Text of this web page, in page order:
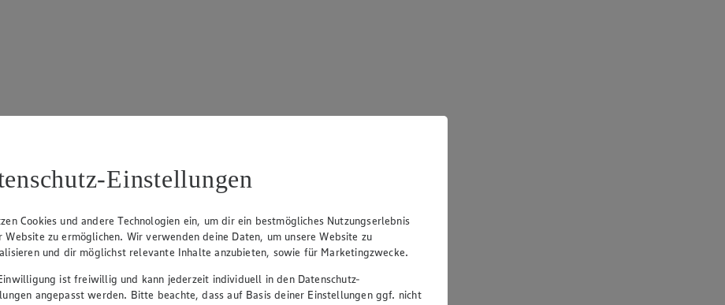
anzeigen
Einstellungen
Cookies und andere Technologien ein, um dir ein bestmögliches Nutzungserlebnis
Website zu ermöglichen. Wir verwenden deine Daten, um unsere Website zu
und dir möglichst relevante Inhalte anzubieten, sowie für Marketingzwecke.
ist freiwillig und kann jederzeit individuell in den Datenschutz-
angepasst werden. Bitte beachte, dass auf Basis deiner Einstellungen ggf. nicht